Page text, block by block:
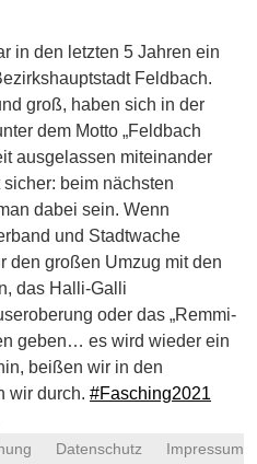
in den letzten 5 Jahren ein
Feldbach.
groß, haben sich in der
dem Motto „Feldbach
ausgelassen miteinander
beim nächsten
dabei sein. Wenn
und Stadtwache
den großen Umzug mit den
das Halli-Galli
oder das „Remmi-
geben… es wird wieder ein
beißen wir in den
wir durch. #Fasching2021
Impressum
Datenschutz